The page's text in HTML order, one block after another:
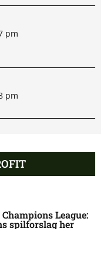
pm
pm
pm League:
spilforslag her